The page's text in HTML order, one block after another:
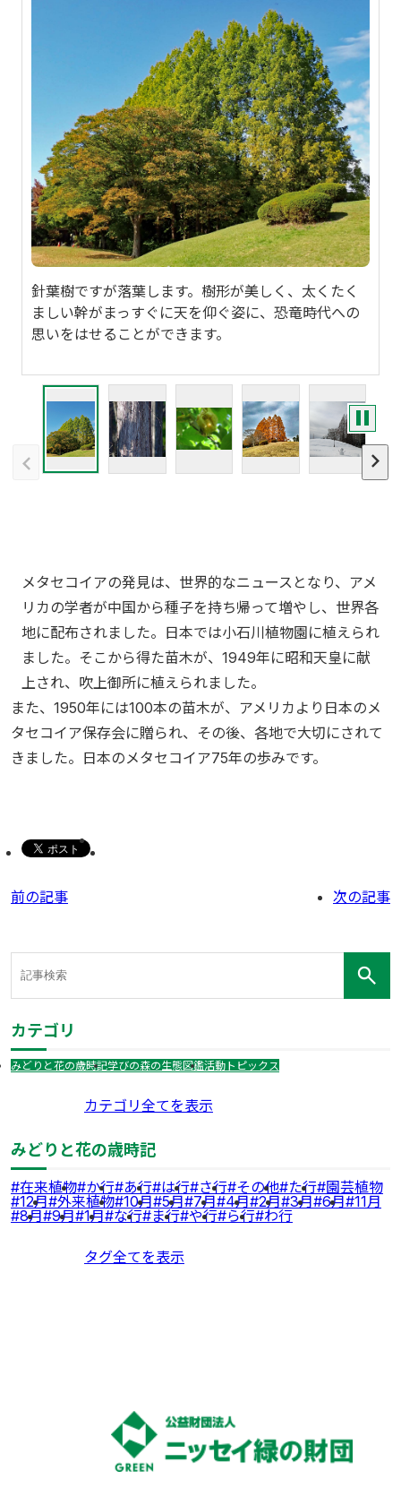
樹皮は赤褐色で縦に裂けるのが特徴です。生命力が
強く、太い枝が折れても、傷口を数年でふさいでし
まう修復力もよく知られています。成長速度も速
メタセコイアの発見は、世界的なニュースとなり、アメ
リカの学者が中国から種子を持ち帰って増やし、世界各
地に配布されました。日本では小石川植物園に植えられ
ました。そこから得た苗木が、1949年に昭和天皇に献
上され、吹上御所に植えられました。
また、 1950年には100本の苗木が、アメリカより日本のメ
タセコイア保存会に贈られ、その後、各地で大切にされて
きました。日本のメタセコイア75年の歩みです。
前の記事 次の記事
カテゴリ
みどりと花の歳時記学びの森の生態図鑑活動トピックス
カテゴリ全てを表示
みどりと花の歳時記
在来植物 か行 あ行 は行 さ行 その他 た行 園芸植物
12月 外来植物 10月 5月 7月 4月 2月 3月 6月 11月
8月 9月 1月 な行 ま行 や行 ら行 わ行
タグ全てを表示